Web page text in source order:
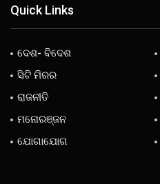
Quick Links
ଦେଶ- ବିଦେଶ
ସିଟି ମିରର
ରାଜନୀତି
ମନୋରଞ୍ଜନ
ଯୋଗାଯୋଗ